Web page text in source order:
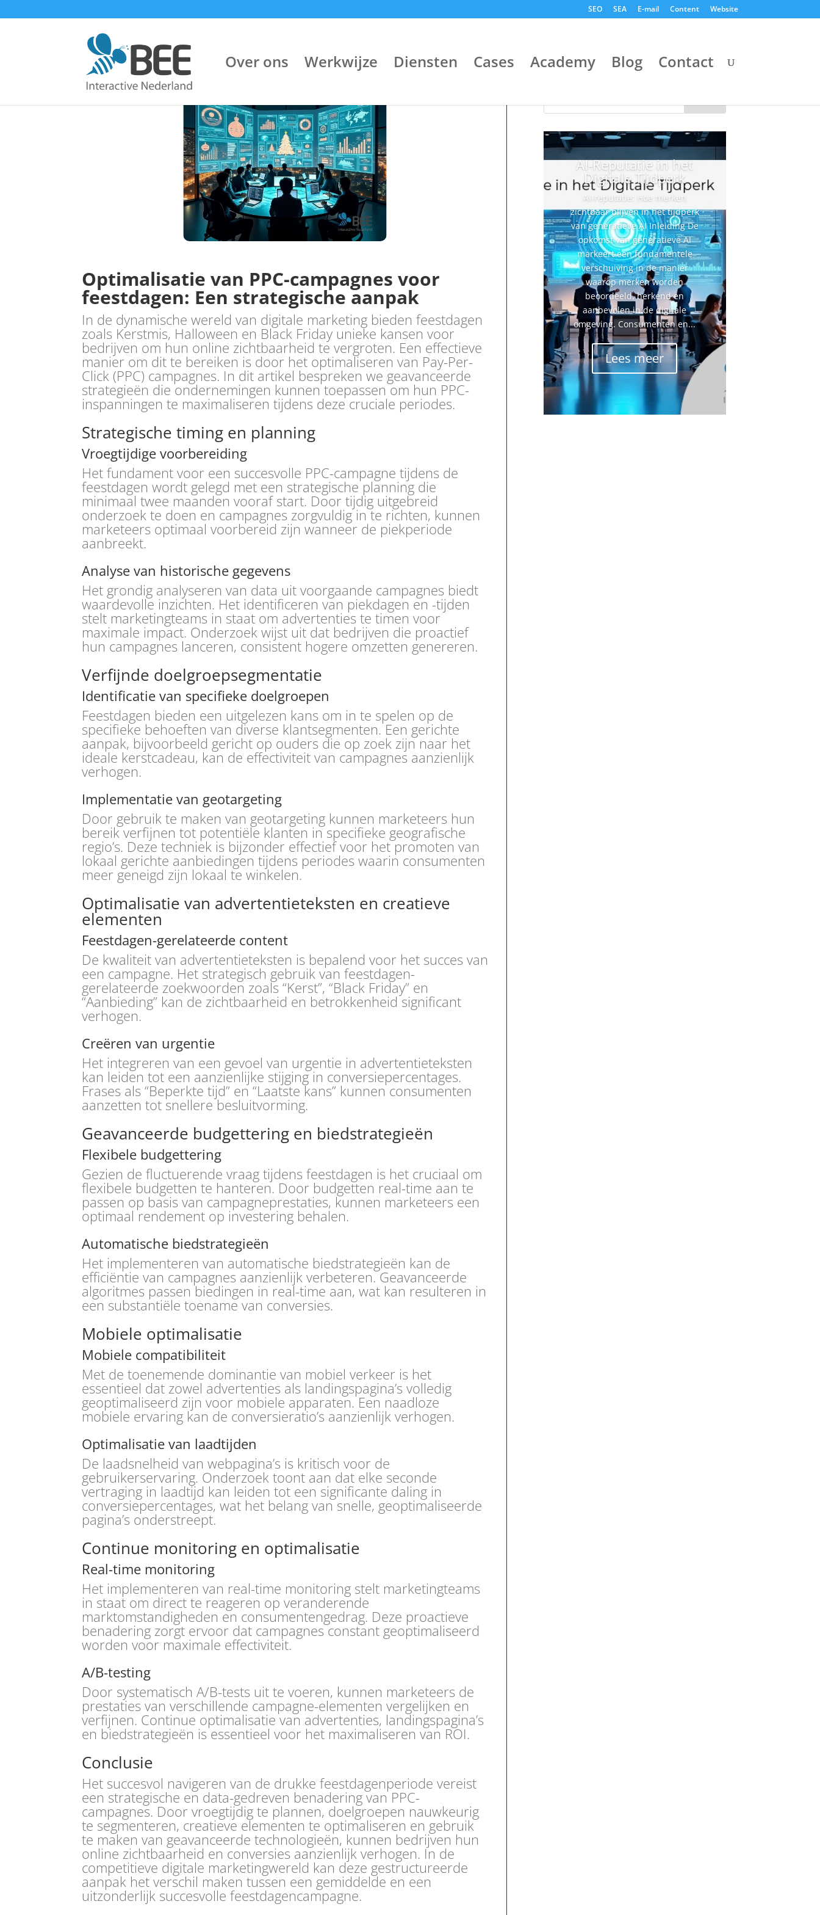
SEO SEA E-mail Content Website
Over ons Werkwijze Diensten Cases Academy Blog Contact
Optimalisatie van PPC-campagnes voor
feestdagen: Een strategische aanpak
In de dynamische wereld van digitale marketing bieden feestdagen
zoals Kerstmis, Halloween en Black Friday unieke kansen voor
bedrijven om hun online zichtbaarheid te vergroten. Een effectieve
manier om dit te bereiken is door het optimaliseren van Pay-Per-
Click (PPC) campagnes. In dit artikel bespreken we geavanceerde
strategieën die ondernemingen kunnen toepassen om hun PPC-
inspanningen te maximaliseren tijdens deze cruciale periodes.
Strategische timing en planning
Vroegtijdige voorbereiding
Het fundament voor een succesvolle PPC-campagne tijdens de
feestdagen wordt gelegd met een strategische planning die
minimaal twee maanden vooraf start. Door tijdig uitgebreid
onderzoek te doen en campagnes zorgvuldig in te richten, kunnen
marketeers optimaal voorbereid zijn wanneer de piekperiode
aanbreekt.
Analyse van historische gegevens
Het grondig analyseren van data uit voorgaande campagnes biedt
waardevolle inzichten. Het identificeren van piekdagen en -tijden
stelt marketingteams in staat om advertenties te timen voor
maximale impact. Onderzoek wijst uit dat bedrijven die proactief
hun campagnes lanceren, consistent hogere omzetten genereren.
Verfijnde doelgroepsegmentatie
Identificatie van specifieke doelgroepen
Feestdagen bieden een uitgelezen kans om in te spelen op de
specifieke behoeften van diverse klantsegmenten. Een gerichte
aanpak, bijvoorbeeld gericht op ouders die op zoek zijn naar het
ideale kerstcadeau, kan de effectiviteit van campagnes aanzienlijk
verhogen.
Implementatie van geotargeting
Door gebruik te maken van geotargeting kunnen marketeers hun
bereik verfijnen tot potentiële klanten in specifieke geografische
regio’s. Deze techniek is bijzonder effectief voor het promoten van
lokaal gerichte aanbiedingen tijdens periodes waarin consumenten
meer geneigd zijn lokaal te winkelen.
Optimalisatie van advertentieteksten en creatieve
elementen
Feestdagen-gerelateerde content
De kwaliteit van advertentieteksten is bepalend voor het succes van
een campagne. Het strategisch gebruik van feestdagen-
gerelateerde zoekwoorden zoals “Kerst”, “Black Friday” en
“Aanbieding” kan de zichtbaarheid en betrokkenheid significant
verhogen.
Creëren van urgentie
Het integreren van een gevoel van urgentie in advertentieteksten
kan leiden tot een aanzienlijke stijging in conversiepercentages.
Frases als “Beperkte tijd” en “Laatste kans” kunnen consumenten
aanzetten tot snellere besluitvorming.
Geavanceerde budgettering en biedstrategieën
Flexibele budgettering
Gezien de fluctuerende vraag tijdens feestdagen is het cruciaal om
flexibele budgetten te hanteren. Door budgetten real-time aan te
passen op basis van campagneprestaties, kunnen marketeers een
optimaal rendement op investering behalen.
Automatische biedstrategieën
Het implementeren van automatische biedstrategieën kan de
efficiëntie van campagnes aanzienlijk verbeteren. Geavanceerde
algoritmes passen biedingen in real-time aan, wat kan resulteren in
een substantiële toename van conversies.
Mobiele optimalisatie
Mobiele compatibiliteit
Met de toenemende dominantie van mobiel verkeer is het
essentieel dat zowel advertenties als landingspagina’s volledig
geoptimaliseerd zijn voor mobiele apparaten. Een naadloze
mobiele ervaring kan de conversieratio’s aanzienlijk verhogen.
Optimalisatie van laadtijden
De laadsnelheid van webpagina’s is kritisch voor de
gebruikerservaring. Onderzoek toont aan dat elke seconde
vertraging in laadtijd kan leiden tot een significante daling in
conversiepercentages, wat het belang van snelle, geoptimaliseerde
pagina’s onderstreept.
Continue monitoring en optimalisatie
Real-time monitoring
Het implementeren van real-time monitoring stelt marketingteams
in staat om direct te reageren op veranderende
marktomstandigheden en consumentengedrag. Deze proactieve
benadering zorgt ervoor dat campagnes constant geoptimaliseerd
worden voor maximale effectiviteit.
A/B-testing
Door systematisch A/B-tests uit te voeren, kunnen marketeers de
prestaties van verschillende campagne-elementen vergelijken en
verfijnen. Continue optimalisatie van advertenties, landingspagina’s
en biedstrategieën is essentieel voor het maximaliseren van ROI.
Conclusie
Het succesvol navigeren van de drukke feestdagenperiode vereist
een strategische en data-gedreven benadering van PPC-
campagnes. Door vroegtijdig te plannen, doelgroepen nauwkeurig
te segmenteren, creatieve elementen te optimaliseren en gebruik
te maken van geavanceerde technologieën, kunnen bedrijven hun
online zichtbaarheid en conversies aanzienlijk verhogen. In de
competitieve digitale marketingwereld kan deze gestructureerde
aanpak het verschil maken tussen een gemiddelde en een
uitzonderlijk succesvolle feestdagencampagne.
AI-Reputatie in het
Digitale Tijdperk
AI-reputatie: Hoe merken
zichtbaar blijven in het tijdperk
van generatieve AI Inleiding De
opkomst van generatieve AI
markeert een fundamentele
verschuiving in de manier
waarop merken worden
beoordeeld, herkend en
aanbevolen in de digitale
omgeving. Consumenten en...
Lees meer